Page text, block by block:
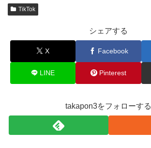
TikTok
シェアする
X Facebook
LINE Pinterest
takapon3をフォローする